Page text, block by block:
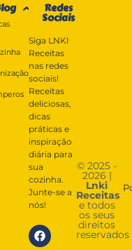
Redes
Sociais
Siga LNKI
Receitas
nas redes
sociais!
Receitas
deliciosas,
dicas
práticas e
inspiração
diária para
sua
cozinha.
Junte-se a
nós!
© 2025 -
2026 |
Lnki
Receitas
e todos
os seus
direitos
reservados